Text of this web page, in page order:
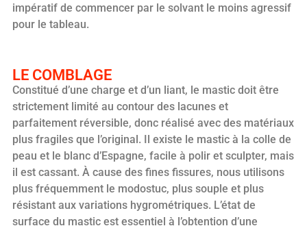
impératif de commencer par le solvant le moins agressif
pour le tableau.
LE COMBLAGE
Constitué d’une charge et d’un liant, le mastic doit être
strictement limité au contour des lacunes et
parfaitement réversible, donc réalisé avec des matériaux
plus fragiles que l’original. Il existe le mastic à la colle de
peau et le blanc d’Espagne, facile à polir et sculpter, mais
il est cassant. À cause des fines fissures, nous utilisons
plus fréquemment le modostuc, plus souple et plus
résistant aux variations hygrométriques. L’état de
surface du mastic est essentiel à l’obtention d’une